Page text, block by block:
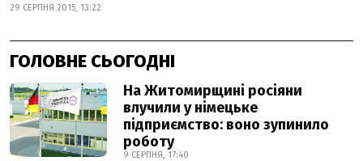
29 СЕРПНЯ 2015, 13:22
ГОЛОВНЕ СЬОГОДНІ
На Житомирщині росіяни
влучили у німецьке
підприємство: воно зупинило
роботу
9 СЕРПНЯ, 17:40